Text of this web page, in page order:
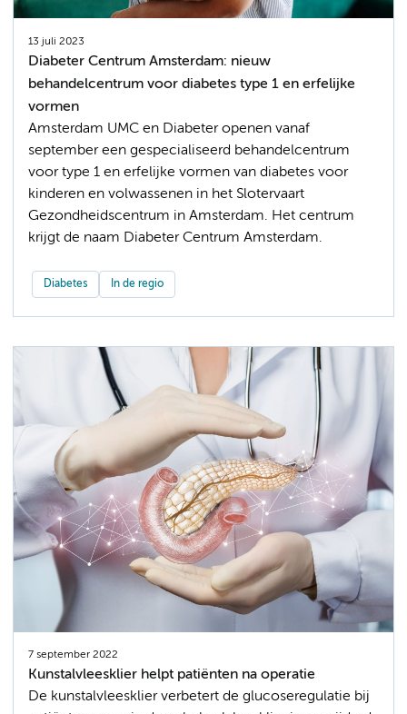
13 juli 2023
Diabeter Centrum Amsterdam: nieuw
behandelcentrum voor diabetes type 1 en erfelijke
vormen
Amsterdam UMC en Diabeter openen vanaf
september een gespecialiseerd behandelcentrum
voor type 1 en erfelijke vormen van diabetes voor
kinderen en volwassenen in het Slotervaart
Gezondheidscentrum in Amsterdam. Het centrum
krijgt de naam Diabeter Centrum Amsterdam.
Diabetes In de regio
7 september 2022
Kunstalvleesklier helpt patiënten na operatie
De kunstalvleesklier verbetert de glucoseregulatie bij